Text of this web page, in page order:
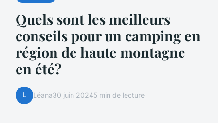
Quels sont les meilleurs
conseils pour un camping en
région de haute montagne
en été?
L Léana30 juin 20245 min de lecture